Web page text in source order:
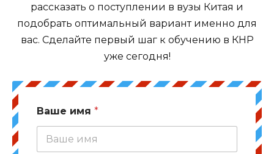
рассказать о поступлении в вузы Китая и
подобрать оптимальный вариант именно для
вас. Сделайте первый шаг к обучению в КНР
уже сегодня!
Ваше имя *